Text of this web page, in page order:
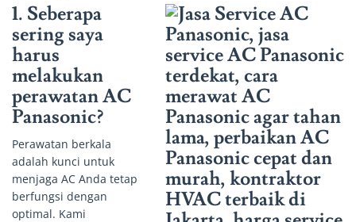
1. Seberapa
sering saya
harus
melakukan
perawatan AC
Panasonic?
Perawatan berkala
adalah kunci untuk
menjaga AC Anda tetap
berfungsi dengan
optimal. Kami